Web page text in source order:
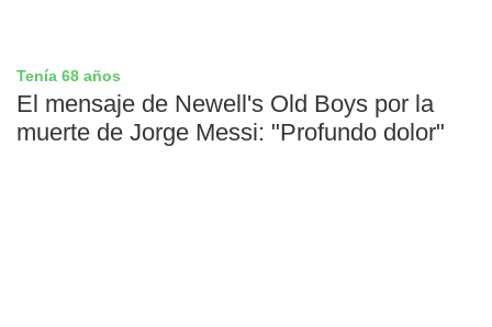
Tenía 68 años
El mensaje de Newell's Old Boys por la
muerte de Jorge Messi: "Profundo dolor"